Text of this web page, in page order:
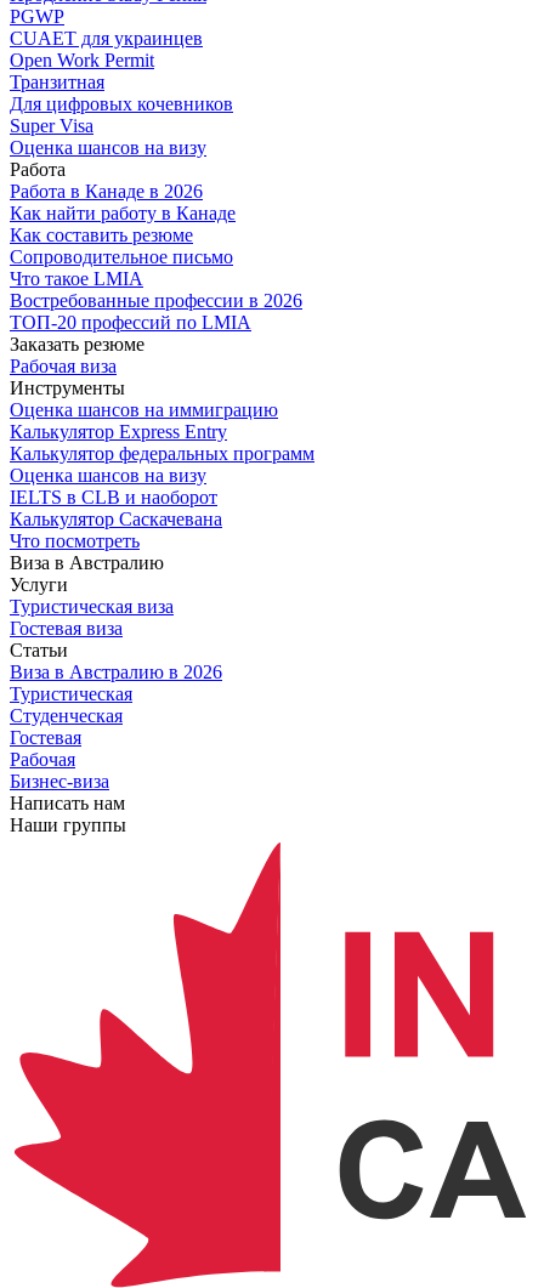
PGWP
CUAET для украинцев
Open Work Permit
Транзитная
Для цифровых кочевников
Super Visa
Оценка шансов на визу
Работа
Работа в Канаде в 2026
Как найти работу в Канаде
Как составить резюме
Сопроводительное письмо
Что такое LMIA
Востребованные профессии в 2026
ТОП-20 профессий по LMIA
Заказать резюме
Рабочая виза
Инструменты
Оценка шансов на иммиграцию
Калькулятор Express Entry
Калькулятор федеральных программ
Оценка шансов на визу
IELTS в CLB и наоборот
Калькулятор Саскачевана
Что посмотреть
Виза в Австралию
Услуги
Туристическая виза
Гостевая виза
Статьи
Виза в Австралию в 2026
Туристическая
Студенческая
Гостевая
Рабочая
Бизнес-виза
Написать нам
Наши группы